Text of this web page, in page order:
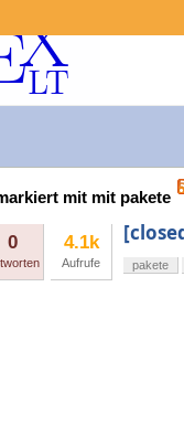
mit mit pakete
0 4.1k
Aufrufe pakete